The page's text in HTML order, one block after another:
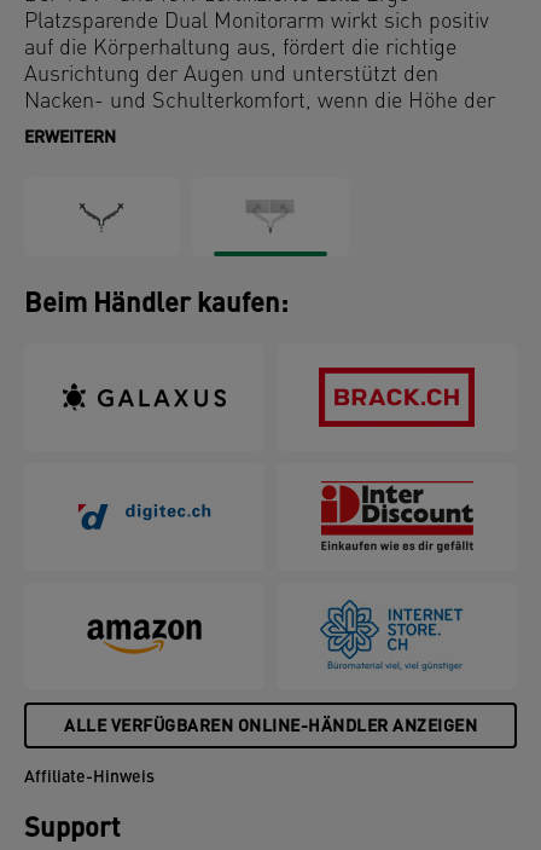
Platzsparende Dual Monitorarm wirkt sich positiv
auf die Körperhaltung aus, fördert die richtige
Ausrichtung der Augen und unterstützt den
Nacken- und Schulterkomfort, wenn die Höhe der
Monitore korrekt und wie empfohlen auf die ideale
stabil und lässt sich leicht zwischen Quer- und
Hochformat wechseln. Das Design ist ideal, wenn
nur wenig Platz zur Verfügung steht. Dank seiner
extrem vielseitigen Arme, die sich mühelos flach
zusammenklappen, neigen und mit nur einer Hand
wertvoller Platz auf dem Schreibtisch frei.
Ergonomisch gestaltet, um das Wohlbefinden zu
fördern und die Produktivität zu steigern.
ERWEITERN
Beim Händler kaufen:
ALLE VERFÜGBAREN ONLINE-HÄNDLER ANZEIGEN
Affiliate-Hinweis
Support